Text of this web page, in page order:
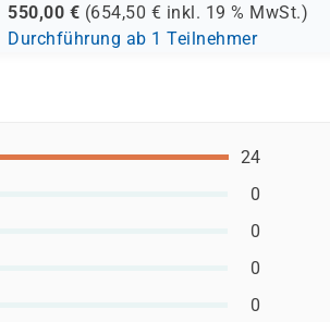
550,00 € (654,50 € inkl. 19 % MwSt.)
Durchführung ab 1 Teilnehmer
24
0
0
0
0